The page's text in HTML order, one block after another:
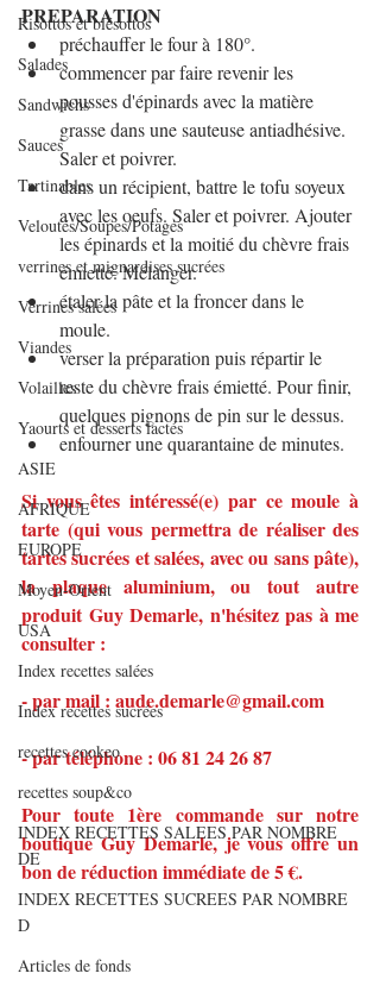
Risottos et blésottos
Salades
Sandwichs
Sauces
Tartinables
Veloutés/Soupes/Potages
verrines et mignardises sucrées
Verrines salées
Viandes
Volailles
Yaourts et desserts lactés
ASIE
AFRIQUE
EUROPE
Moyen-Orient
USA
Index recettes salées
Index recettes sucrées
recettes cookeo
recettes soup&co
INDEX RECETTES SALEES PAR NOMBRE
DE
INDEX RECETTES SUCREES PAR NOMBRE
D
Articles de fonds
PREPARATION
préchauffer le four à 180°.
commencer par faire revenir les
pousses d'épinards avec la matière
grasse dans une sauteuse antiadhésive.
Saler et poivrer.
dans un récipient, battre le tofu soyeux
avec les oeufs. Saler et poivrer. Ajouter
les épinards et la moitié du chèvre frais
émietté. Mélanger.
étaler la pâte et la froncer dans le
moule.
verser la préparation puis répartir le
reste du chèvre frais émietté. Pour finir,
quelques pignons de pin sur le dessus.
enfourner une quarantaine de minutes.
Si vous êtes intéressé(e) par ce moule à
tarte (qui vous permettra de réaliser des
tartes sucrées et salées, avec ou sans pâte),
la plaque aluminium, ou tout autre
produit Guy Demarle, n'hésitez pas à me
consulter :
- par mail : aude.demarle@gmail.com
- par téléphone : 06 81 24 26 87
Pour toute 1ère commande sur notre
boutique Guy Demarle, je vous offre un
bon de réduction immédiate de 5 €.